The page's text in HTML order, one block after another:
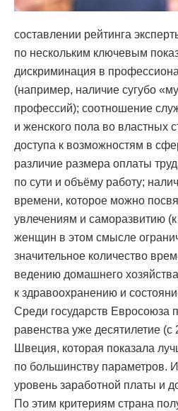
составлении рейтинга
по нескольким ключевым
дискриминация в
(например, наличие сугубо
профессий); соотношение
и женского пола во властных
доступа к возможностям в
различие размера оплаты
по сути и объёму работу;
времени, которое можно
увлечениям и саморазвитию
женщин в этом смысле
значительное количество
ведению домашнего
к здравоохранению и
Среди государств Евросоюза
равенства уже десятилетие (с
Швеция, которая показала
по большинству параметров.
уровень заработной платы и
По этим критериям страна